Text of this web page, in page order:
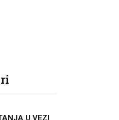
U VEZI